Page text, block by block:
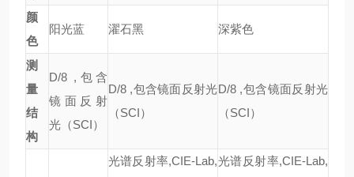
颜
色
阳光蓝 濯石黑 深紫色
测
量
结
构
D/8 ,包含
镜面反射
光（SCI）
D/8 ,包含镜面反射光
（SCI）
D/8 ,包含镜面反射光
（SCI）
光谱反射率,CIE-Lab,光谱反射率,CIE-Lab,